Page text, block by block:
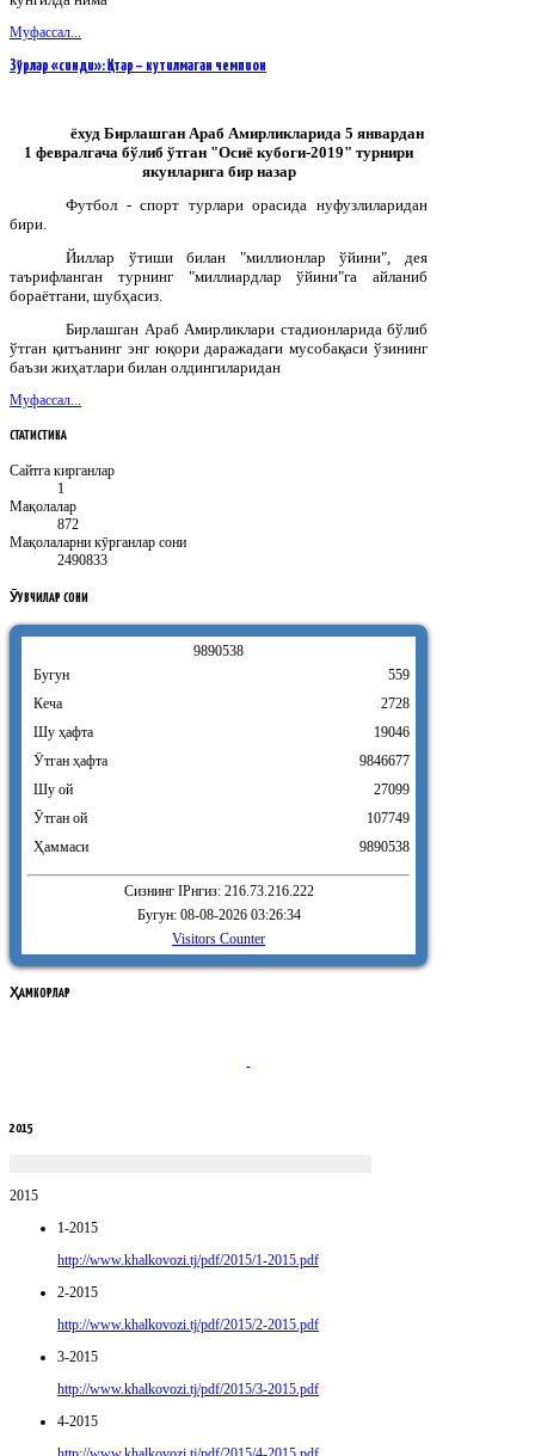
Муфассал...
Зўрлар «синди»: Қатар – кутилмаган чемпион
ёхуд Бирлашган Араб Амирликларида 5 январдан
1 февралгача бўлиб ўтган "Осиё кубоги-2019" турнири
якунларига бир назар
Футбол - спорт турлари орасида нуфузлиларидан
бири.
Йиллар ўтиши билан "миллионлар ўйини", дея
таърифланган турнинг "миллиардлар ўйини"га айланиб
бораётгани, шубҳасиз.
Бирлашган Араб Амирликлари стадионларида бўлиб
ўтган қитъанинг энг юқори даражадаги мусобақаси ўзининг
баъзи жиҳатлари билан олдингиларидан
Муфассал...
СТАТИСТИКА
Сайтга кирганлар
1
Мақолалар
872
Мақолаларни кӯрганлар сони
2490833
ӮҚУВЧИЛАРСОНИ
9890538
Бугун
Кеча
Шу ҳафта
Ӯтган ҳафта
Шу ой
Ӯтган ой
Ҳаммаси
559
2728
19046
9846677
27099
107749
9890538
Сизнинг IPнгиз: 216.73.216.222
Бугун: 08-08-2026 03:26:34
Visitors Counter
ҲАМКОРЛАР
2015
2015
1-2015
http://www.khalkovozi.tj/pdf/2015/1-2015.pdf
2-2015
http://www.khalkovozi.tj/pdf/2015/2-2015.pdf
3-2015
http://www.khalkovozi.tj/pdf/2015/3-2015.pdf
4-2015